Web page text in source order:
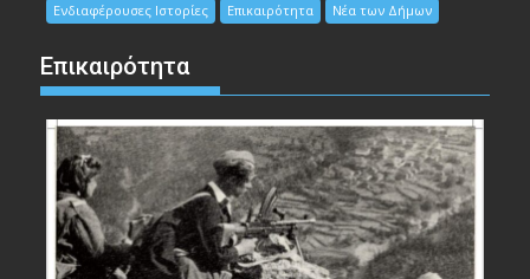
Ενδιαφέρουσες Ιστορίες Επικαιρότητα Νέα των Δήμων
Επικαιρότητα